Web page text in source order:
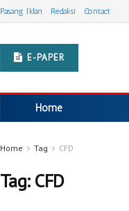
Pasang Iklan Redaksi Contact
E-PAPER
Home
Home Tag CFD
Tag: CFD